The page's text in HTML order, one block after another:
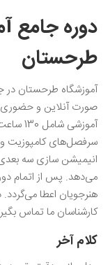
دوره جامع
طرحستان
آموزشگاه طرحستان در
صورت آنلاین و حضوری،
سرفصل‌های کامپوزیت
انیمیشن سازی سه بعدی و
می‌دهد. پس از اتمام
هنرجویان اعطا
کارشناسان ما تماس
کلام آخر